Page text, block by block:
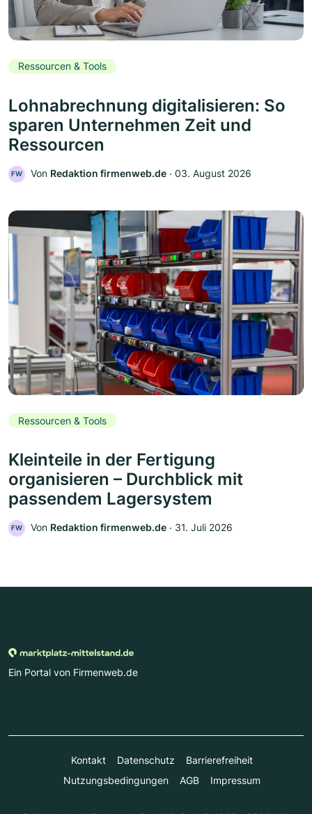
Ressourcen & Tools
Lohnabrechnung digitalisieren: So
sparen Unternehmen Zeit und
Ressourcen
FW Von Redaktion firmenweb.de ‧ 03. August 2026
Ressourcen & Tools
Kleinteile in der Fertigung
organisieren – Durchblick mit
passendem Lagersystem
FW Von Redaktion firmenweb.de ‧ 31. Juli 2026
Ein Portal von Firmenweb.de
Kontakt Datenschutz
Barrierefreiheit
Nutzungsbedingungen
AGB Impressum